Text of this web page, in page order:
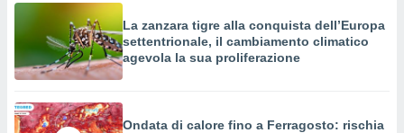
La zanzara tigre alla conquista dell’Europa
settentrionale, il cambiamento climatico
agevola la sua proliferazione
Ondata di calore fino a Ferragosto: rischia